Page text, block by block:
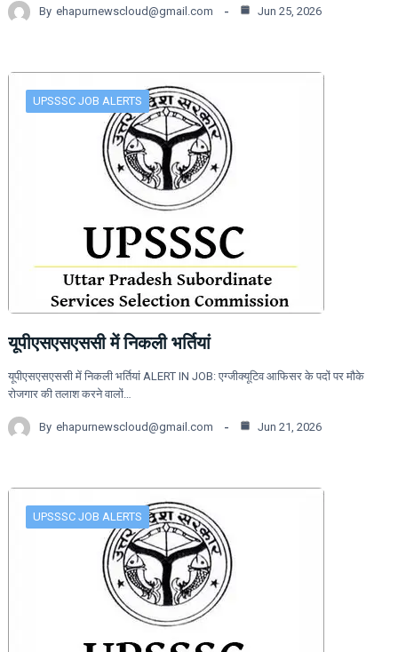
By ehapurnewscloud@gmail.com Jun 25, 2026
UPSSSC JOB ALERTS
यूपीएसएसएससी में निकली भर्तियां
यूपीएसएसएससी में निकली भर्तियां ALERT IN JOB: एग्जीक्यूटिव आफिसर के पदों पर मौके
रोजगार की तलाश करने वालों…
By ehapurnewscloud@gmail.com Jun 21, 2026
UPSSSC JOB ALERTS